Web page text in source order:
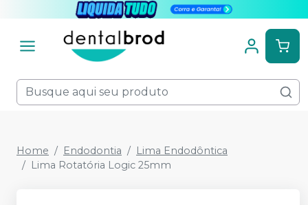
Home Endodontia
Lima Endodôntica
Lima Rotatória Logic 25mm